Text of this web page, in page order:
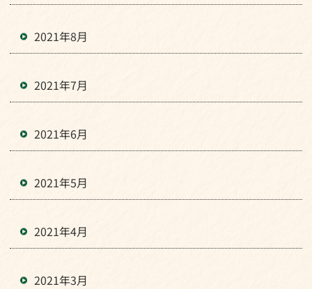
2021年8月
2021年7月
2021年6月
2021年5月
2021年4月
2021年3月